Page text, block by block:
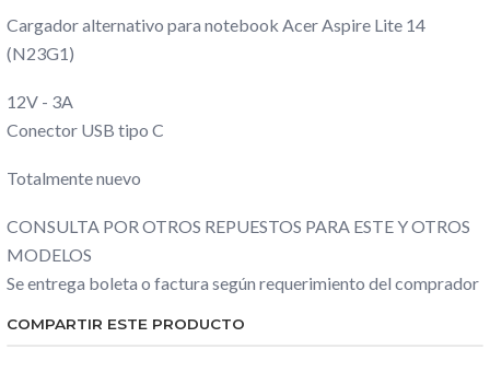
Cargador alternativo para notebook Acer Aspire Lite 14
(N23G1)
12V - 3A
Conector USB tipo C
Totalmente nuevo
CONSULTA POR OTROS REPUESTOS PARA ESTE Y OTROS
MODELOS
Se entrega boleta o factura según requerimiento del comprador
COMPARTIR ESTE PRODUCTO